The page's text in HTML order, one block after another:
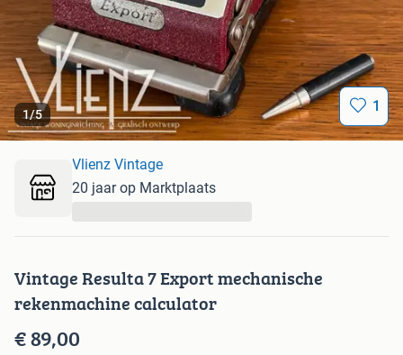
1/5 1
Vintage Resulta 7 Export mechanische
rekenmachine calculator
€ 89,00
Vlienz Vintage
20 jaar op Marktplaats